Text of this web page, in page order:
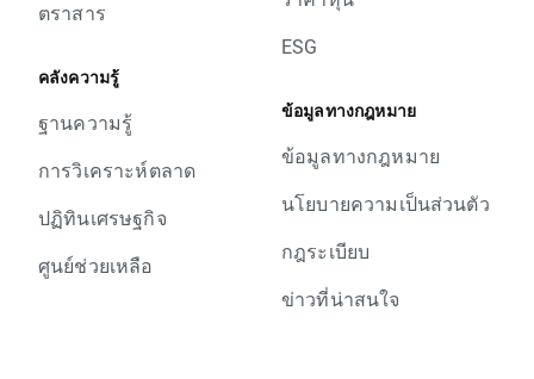
ตราสาร
คลังความรู้
ฐานความรู้
การวิเคราะห์ตลาด
ปฏิทินเศรษฐกิจ
ศูนย์ช่วยเหลือ
ESG
ข้อมูลทางกฎหมาย
ข้อมูลทางกฎหมาย
นโยบายความเป็นส่วนตัว
กฎระเบียบ
ข่าวที่น่าสนใจ